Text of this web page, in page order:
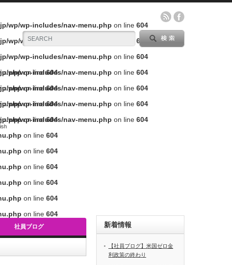
wp/wp-includes/nav-menu.php on line 604
wp/wp-includes/nav-menu.php
604
wp/wp-includes/nav-menu.php on line 604
wp/wp-includes/nav-menu.php on line 604
wp/wp-includes/nav-menu.php on line 604
wp/wp-includes/nav-menu.php on line 604
wp/wp-includes/nav-menu.php on line 604
on line604
on line604
on line604
on line604
on line 604
on line 604
on line 604
on line 604
on line 604
on line 604
社員ブログ 新着情報
【社員ブログ】米国ゼロ金
利政策の終わり